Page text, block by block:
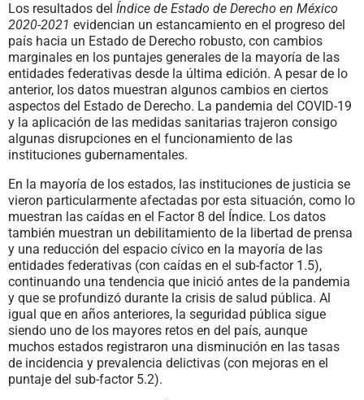
Los resultados del Índice de Estado de Derecho en México
2020-2021 evidencian un estancamiento en el progreso del
país hacia un Estado de Derecho robusto, con cambios
marginales en los puntajes generales de la mayoría de las
entidades federativas desde la última edición. A pesar de lo
anterior, los datos muestran algunos cambios en ciertos
aspectos del Estado de Derecho. La pandemia del COVID-19
y la aplicación de las medidas sanitarias trajeron consigo
algunas disrupciones en el funcionamiento de las
instituciones gubernamentales.
En la mayoría de los estados, las instituciones de justicia se
vieron particularmente afectadas por esta situación, como lo
muestran las caídas en el Factor 8 del Índice. Los datos
también muestran un debilitamiento de la libertad de prensa
y una reducción del espacio cívico en la mayoría de las
entidades federativas (con caídas en el sub-factor 1.5),
continuando una tendencia que inició antes de la pandemia
y que se profundizó durante la crisis de salud pública. Al
igual que en años anteriores, la seguridad pública sigue
siendo uno de los mayores retos en del país, aunque
muchos estados registraron una disminución en las tasas
de incidencia y prevalencia delictivas (con mejoras en el
puntaje del sub-factor 5.2).